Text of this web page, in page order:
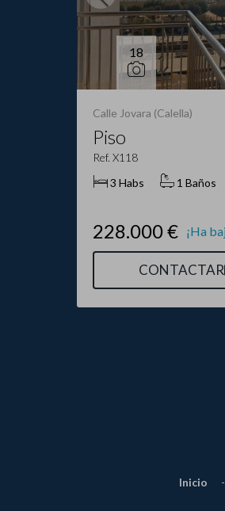
18
Calle Jovara (Calella)
Piso
Ref. X118
3 Habs
1 Baños
228.000 € ¡Ha
CONTACTAR
Inicio -